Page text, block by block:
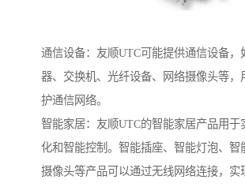
通信设备：友顺UTC可能提供通信设备，
器、交换机、光纤设备、网络摄像头等，
护通信网络。
智能家居：友顺UTC的智能家居产品用于
化和智能控制。智能插座、智能灯泡、智
摄像头等产品可以通过无线网络连接，实